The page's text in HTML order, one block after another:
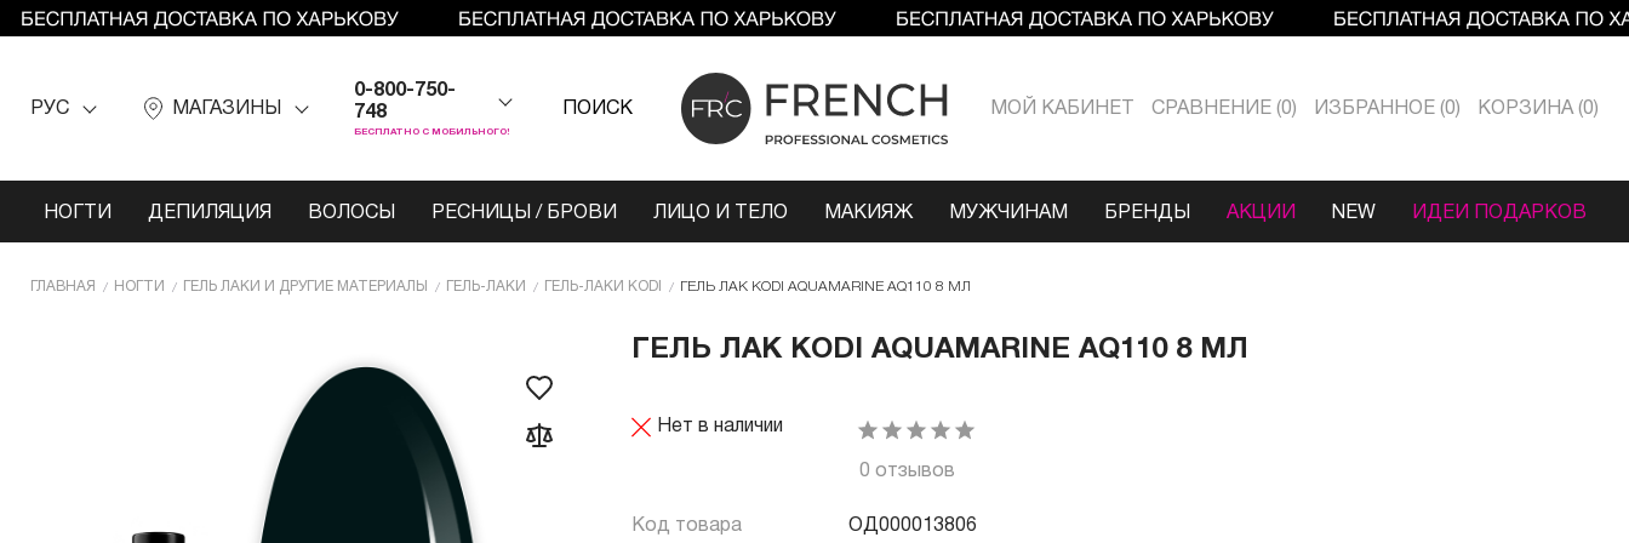
РУС МАГАЗИНЫ
0-800-750-
748
БЕСПЛАТНО С МОБИЛЬНОГО!
ПОИСК МОЙ КАБИНЕТ СРАВНЕНИЕ 0 ИЗБРАННОЕ 0 КОРЗИНА 0
НОГТИ ДЕПИЛЯЦИЯ ВОЛОСЫ РЕСНИЦЫ / БРОВИ ЛИЦО И ТЕЛО МАКИЯЖ МУЖЧИНАМ БРЕНДЫ АКЦИИ NEW ИДЕИ ПОДАРКОВ
ГЛАВНАЯ НОГТИ ГЕЛЬ ЛАКИ И ДРУГИЕ МАТЕРИАЛЫ ГЕЛЬ-ЛАКИ ГЕЛЬ-ЛАКИ KODI ГЕЛЬ ЛАК KODI AQUAMARINE AQ110 8 МЛ
ГЕЛЬ ЛАК KODI AQUAMARINE AQ110 8 МЛ
Нет в наличии
0 отзывов
Код товара ОД000013806